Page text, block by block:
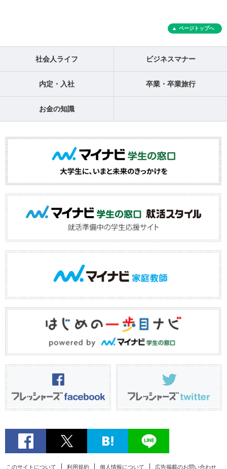
ページトップへ
社会人ライフ ビジネスマナー
内定・入社 卒業・卒業旅行
お金の知識
このサイトについて 利用規約 個人情報について 広告掲載のお問い合わせ